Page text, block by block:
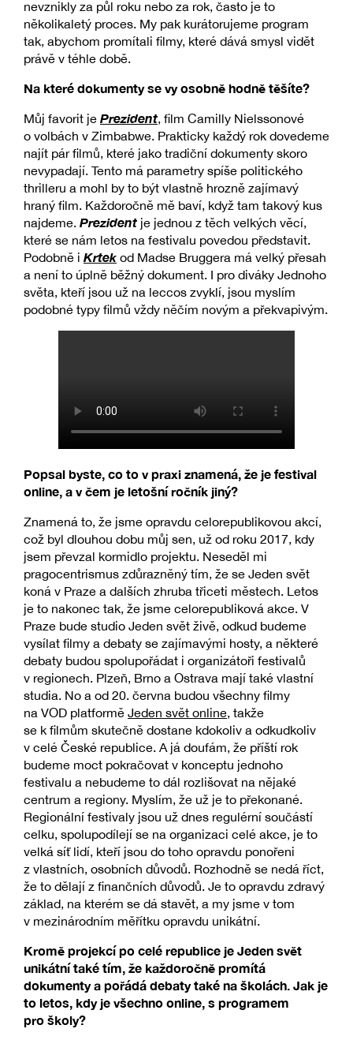
nevznikly za půl roku nebo za rok, často je to
několikaletý proces. My pak kurátorujeme program
tak, abychom promítali filmy, které dává smysl vidět
právě v téhle době.
Na které dokumenty se vy osobně hodně těšíte?
Můj favorit je Prezident, film Camilly Nielssonové
o volbách v Zimbabwe. Prakticky každý rok dovedeme
najít pár filmů, které jako tradiční dokumenty skoro
nevypadají. Tento má parametry spíše politického
thrilleru a mohl by to být vlastně hrozně zajímavý
hraný film. Každoročně mě baví, když tam takový kus
najdeme. Prezident je jednou z těch velkých věcí,
které se nám letos na festivalu povedou představit.
Podobně i Krtek od Madse Bruggera má velký přesah
a není to úplně běžný dokument. I pro diváky Jednoho
světa, kteří jsou už na leccos zvyklí, jsou myslím
podobné typy filmů vždy něčím novým a překvapivým.
Popsal byste, co to v praxi znamená, že je festival
online, a v čem je letošní ročník jiný?
Znamená to, že jsme opravdu celorepublikovou akcí,
což byl dlouhou dobu můj sen, už od roku 2017, kdy
jsem převzal kormidlo projektu. Neseděl mi
pragocentrismus zdůrazněný tím, že se Jeden svět
koná v Praze a dalších zhruba třiceti městech. Letos
je to nakonec tak, že jsme celorepubliková akce. V
Praze bude studio Jeden svět živě, odkud budeme
vysílat filmy a debaty se zajímavými hosty, a některé
debaty budou spolupořádat i organizátoři festivalů
v regionech. Plzeň, Brno a Ostrava mají také vlastní
studia. No a od 20. června budou všechny filmy
na VOD platformě Jeden svět online, takže
se k filmům skutečně dostane kdokoliv a odkudkoliv
v celé České republice. A já doufám, že příští rok
budeme moct pokračovat v konceptu jednoho
festivalu a nebudeme to dál rozlišovat na nějaké
centrum a regiony. Myslím, že už je to překonané.
Regionální festivaly jsou už dnes regulérní součástí
celku, spolupodílejí se na organizaci celé akce, je to
velká síť lidí, kteří jsou do toho opravdu ponořeni
z vlastních, osobních důvodů. Rozhodně se nedá říct,
že to dělají z finančních důvodů. Je to opravdu zdravý
základ, na kterém se dá stavět, a my jsme v tom
v mezinárodním měřítku opravdu unikátní.
Kromě projekcí po celé republice je Jeden svět
unikátní také tím, že každoročně promítá
dokumenty a pořádá debaty také na školách. Jak je
to letos, kdy je všechno online, s programem
pro školy?